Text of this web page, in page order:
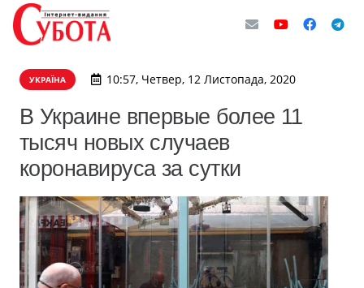
УКРАЇНА 10:57, Четвер, 12 Листопада, 2020
В Украине впервые более 11
тысяч новых случаев
коронавируса за сутки